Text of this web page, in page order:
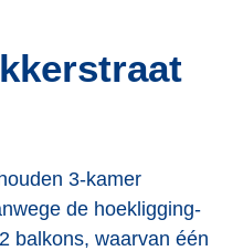
3-kamer
de hoekligging-
balkons, waarvan één